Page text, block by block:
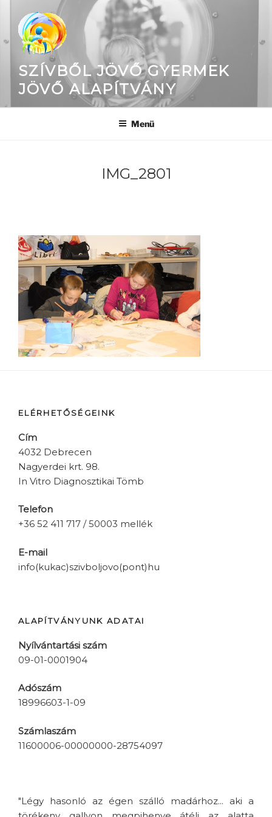
SZÍVBŐL JÖVŐ GYERMEK
JÖVŐ ALAPÍTVÁNY
Menü
IMG_2801
ELÉRHETŐSÉGEINK
Cím
4032 Debrecen
Nagyerdei krt. 98.
In Vitro Diagnosztikai Tömb
Telefon
+36 52 411 717 / 50003 mellék
E-mail
info(kukac)szivboljovo(pont)hu
ALAPÍTVÁNYUNK ADATAI
Nyílvántartási szám
09-01-0001904
Adószám
18996603-1-09
Számlaszám
11600006-00000000-28754097
"Légy hasonló az égen szálló madárhoz... aki a